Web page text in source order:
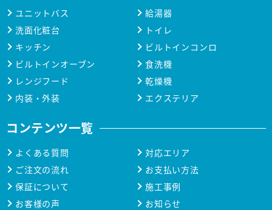
ユニットバス
給湯器
洗面化粧台
トイレ
キッチン
ビルトインコンロ
ビルトインオーブン
食洗機
レンジフード
乾燥機
内装・外装
エクステリア
コンテンツ一覧
よくある質問
対応エリア
ご注文の流れ
お支払い方法
保証について
施工事例
お客様の声
お知らせ